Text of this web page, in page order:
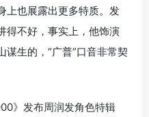
上也展露出更多特质。发
得不好，事实上，他饰演
谋生的，“广普”口音非常契